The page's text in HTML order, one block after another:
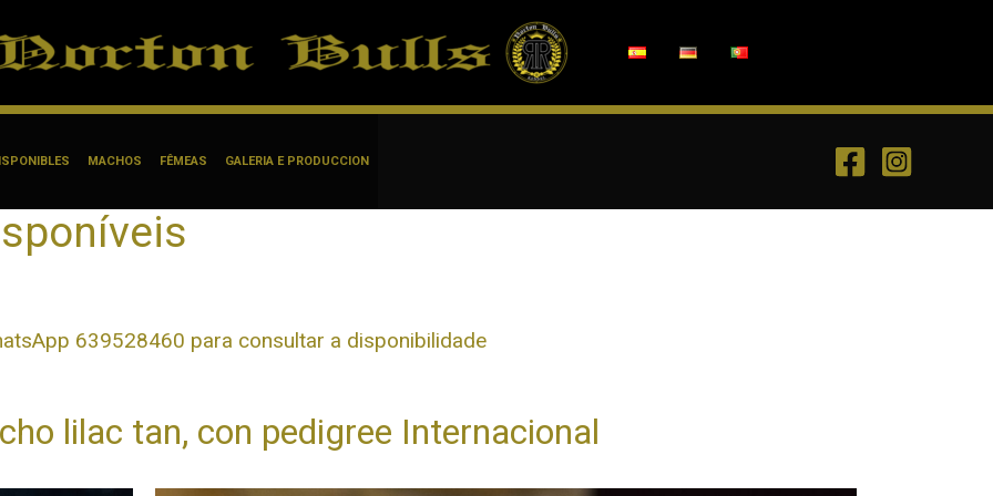
MACHOS FÊMEAS GALERIA E PRODUCCION
639528460 para consultar a disponibilidade
lilac tan, con pedigree Internacional